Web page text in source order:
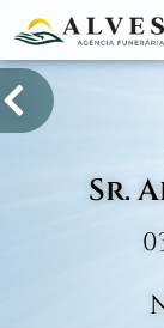
Sr.